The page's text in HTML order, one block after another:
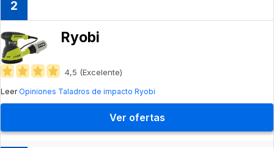
2
Ryobi
4,5 (Excelente)
LeerOpiniones Taladros de impacto Ryobi
Ver ofertas